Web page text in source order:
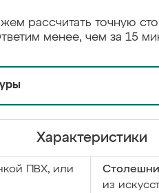
рассчитать точную
менее, чем за 15
Характеристики
ПВХ, или
из